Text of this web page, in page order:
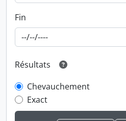
Fin
Résultats
Chevauchement
Exact